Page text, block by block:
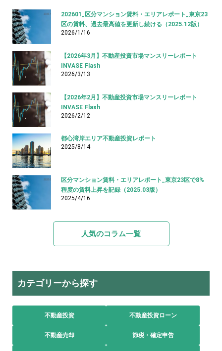
202601_区分マンション賃料・エリアレポート_東京23
区の賃料、過去最高値を更新し続ける（2025.12版）
2026/1/16
【2026年3月】不動産投資市場マンスリーレポート
INVASE Flash
2026/3/13
【2026年2月】不動産投資市場マンスリーレポート
INVASE Flash
2026/2/12
都心湾岸エリア不動産投資レポート
2025/8/14
区分マンション賃料・エリアレポート_東京23区で8%
程度の賃料上昇を記録（2025.03版）
2025/4/16
人気のコラム一覧
カテゴリーから探す
不動産投資 不動産投資ローン
不動産売却 節税・確定申告